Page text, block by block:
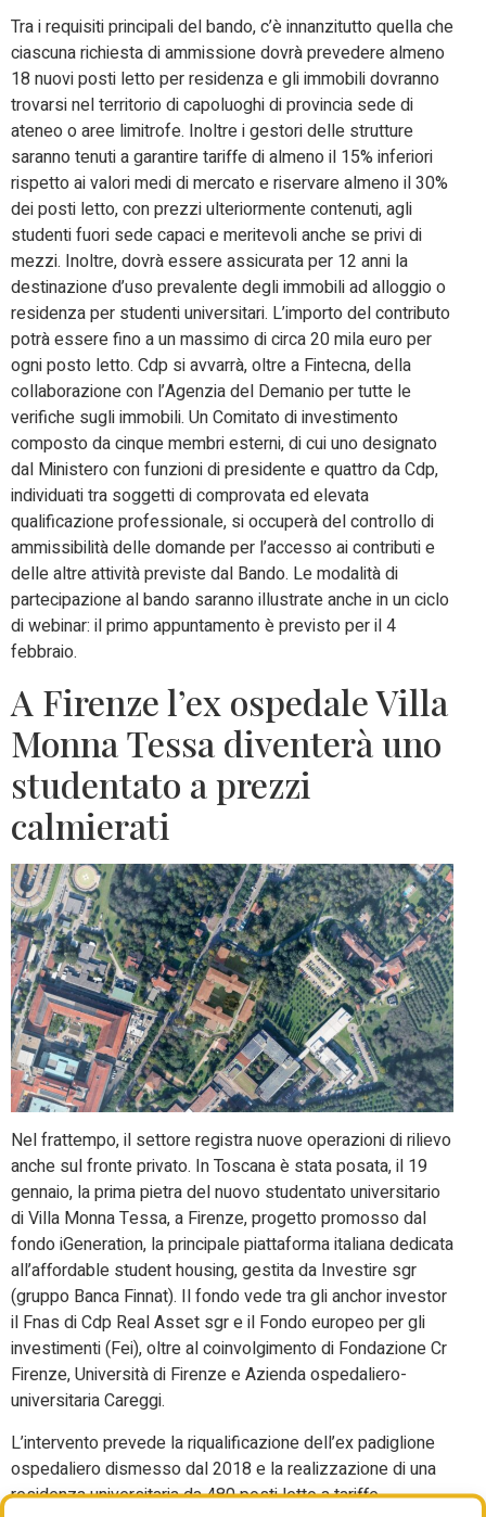
Tra i requisiti principali del bando, c’è innanzitutto quella che
ciascuna richiesta di ammissione dovrà prevedere almeno
18 nuovi posti letto per residenza e gli immobili dovranno
trovarsi nel territorio di capoluoghi di provincia sede di
ateneo o aree limitrofe. Inoltre i gestori delle strutture
saranno tenuti a garantire tariffe di almeno il 15% inferiori
rispetto ai valori medi di mercato e riservare almeno il 30%
dei posti letto, con prezzi ulteriormente contenuti, agli
studenti fuori sede capaci e meritevoli anche se privi di
mezzi. Inoltre, dovrà essere assicurata per 12 anni la
destinazione d’uso prevalente degli immobili ad alloggio o
residenza per studenti universitari. L’importo del contributo
potrà essere fino a un massimo di circa 20 mila euro per
ogni posto letto. Cdp si avvarrà, oltre a Fintecna, della
collaborazione con l’Agenzia del Demanio per tutte le
verifiche sugli immobili. Un Comitato di investimento
composto da cinque membri esterni, di cui uno designato
dal Ministero con funzioni di presidente e quattro da Cdp,
individuati tra soggetti di comprovata ed elevata
qualificazione professionale, si occuperà del controllo di
ammissibilità delle domande per l’accesso ai contributi e
delle altre attività previste dal Bando. Le modalità di
partecipazione al bando saranno illustrate anche in un ciclo
di webinar: il primo appuntamento è previsto per il 4
febbraio.
A Firenze l’ex ospedale Villa
Monna Tessa diventerà uno
studentato a prezzi
calmierati
Nel frattempo, il settore registra nuove operazioni di rilievo
anche sul fronte privato. In Toscana è stata posata, il 19
gennaio, la prima pietra del nuovo studentato universitario
di Villa Monna Tessa, a Firenze, progetto promosso dal
fondo iGeneration, la principale piattaforma italiana dedicata
all’affordable student housing, gestita da Investire sgr
(gruppo Banca Finnat). Il fondo vede tra gli anchor investor
il Fnas di Cdp Real Asset sgr e il Fondo europeo per gli
investimenti (Fei), oltre al coinvolgimento di Fondazione Cr
Firenze, Università di Firenze e Azienda ospedaliero-
universitaria Careggi.
L’intervento prevede la riqualificazione dell’ex padiglione
ospedaliero dismesso dal 2018 e la realizzazione di una
residenza universitaria da 480 posti letto a tariffe